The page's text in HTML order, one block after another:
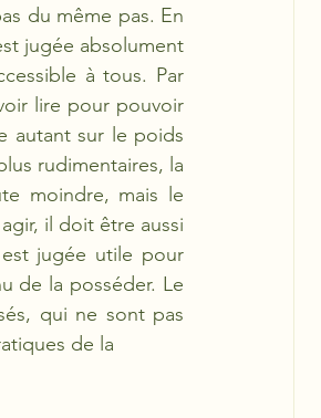
du même pas. En
jugée absolument
à tous. Par
lire pour pouvoir
autant sur le poids
rudimentaires, la
moindre, mais le
il doit être aussi
jugée utile pour
de la posséder. Le
qui ne sont pas
de la